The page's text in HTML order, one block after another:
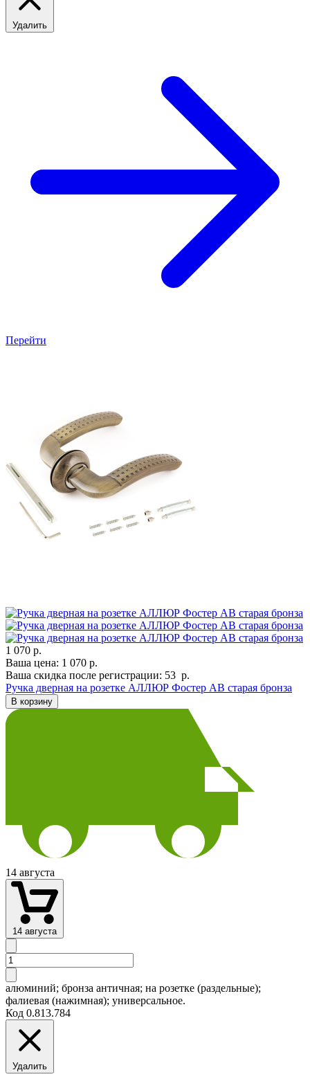
Удалить
Перейти
1 070 р.
Ваша цена: 1 070 р.
Ваша скидка после регистрации: 53 р.
Ручка дверная на розетке АЛЛЮР Фостер AB старая бронза
В корзину
14 августа
14 августа
алюминий; бронза античная; на розетке (раздельные);
фалиевая (нажимная); универсальное.
Код 0.813.784
Удалить